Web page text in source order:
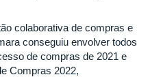
colaborativa de compras e
conseguiu envolver todos
de compras de 2021 e
Compras 2022,